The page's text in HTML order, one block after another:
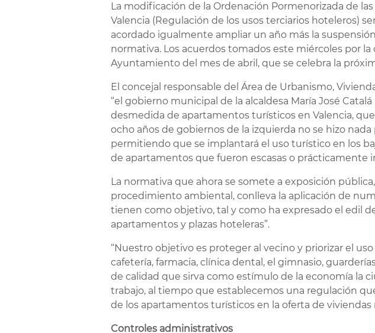
La modificación de la Ordenación Pormenorizada de
Valencia (Regulación de los usos terciarios hoteleros)
acordado igualmente ampliar un año más la
normativa. Los acuerdos tomados este miércoles por
Ayuntamiento del mes de abril, que se celebra la
El concejal responsable del Área de Urbanismo,
“el gobierno municipal de la alcaldesa María José
desmedida de apartamentos turísticos en Valencia,
ocho años de gobiernos de la izquierda no se hizo
permitiendo que se implantará el uso turístico en los
de apartamentos que fueron escasas o prácticamente
La normativa que ahora se somete a exposición
procedimiento ambiental, conlleva la aplicación de
tienen como objetivo, tal y como ha expresado el edil
apartamentos y plazas hoteleras”.
“Nuestro objetivo es proteger al vecino y priorizar el
cafetería, farmacia, clínica dental, el gimnasio,
de calidad que sirva como estímulo de la economía la
trabajo, al tiempo que establecemos una regulación
de los apartamentos turísticos en la oferta de viviendas
Controles administrativos